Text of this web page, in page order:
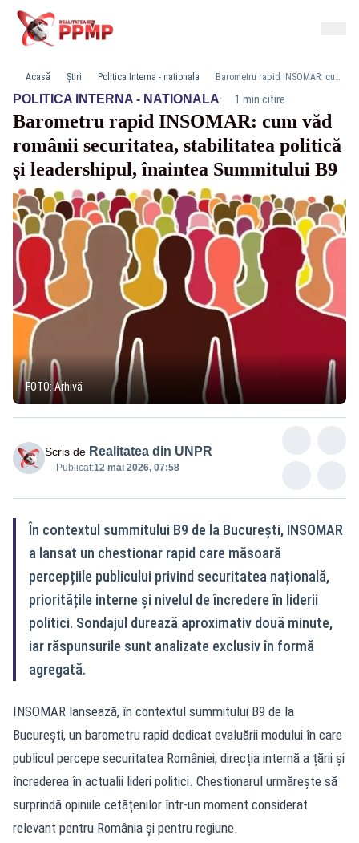
Acasă Știri Politica Interna - nationala Barometru rapid INSOMAR: cum văd românii securitatea, stabilitatea politică și leadershipul, înaintea Summitului B9
POLITICA INTERNA - NATIONALA· 1 min citire
Barometru rapid INSOMAR: cum văd
românii securitatea, stabilitatea politică
și leadershipul, înaintea Summitului B9
FOTO: Arhivă
Scris de Realitatea din UNPR
Publicat:12 mai 2026, 07:58
În contextul summitului B9 de la București, INSOMAR
a lansat un chestionar rapid care măsoară
percepțiile publicului privind securitatea națională,
prioritățile interne și nivelul de încredere în liderii
politici. Sondajul durează aproximativ două minute,
iar răspunsurile sunt analizate exclusiv în formă
agregată.
INSOMAR lansează, în contextul summitului B9 de la
București, un barometru rapid dedicat evaluării modului în care
publicul percepe securitatea României, direcția internă a țării și
încrederea în actualii lideri politici. Chestionarul urmărește să
surprindă opiniile cetățenilor într-un moment considerat
relevant pentru România și pentru regiune.